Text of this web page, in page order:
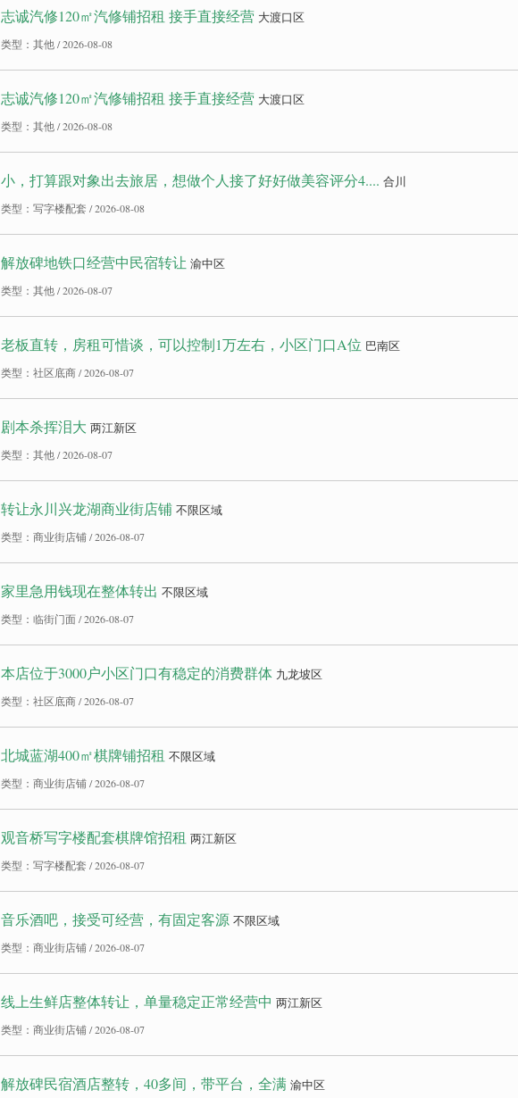
志诚汽修120㎡汽修铺招租 接手直接经营 大渡口区
类型：其他 / 2026-08-08
志诚汽修120㎡汽修铺招租 接手直接经营 大渡口区
类型：其他 / 2026-08-08
小，打算跟对象出去旅居，想做个人接了好好做美容评分4.... 合川
类型：写字楼配套 / 2026-08-08
解放碑地铁口经营中民宿转让 渝中区
类型：其他 / 2026-08-07
老板直转，房租可惜谈，可以控制1万左右，小区门口A位 巴南区
类型：社区底商 / 2026-08-07
剧本杀挥泪大 两江新区
类型：其他 / 2026-08-07
转让永川兴龙湖商业街店铺 不限区域
类型：商业街店铺 / 2026-08-07
家里急用钱现在整体转出 不限区域
类型：临街门面 / 2026-08-07
本店位于3000户小区门口有稳定的消费群体 九龙坡区
类型：社区底商 / 2026-08-07
北城蓝湖400㎡棋牌铺招租 不限区域
类型：商业街店铺 / 2026-08-07
观音桥写字楼配套棋牌馆招租 两江新区
类型：写字楼配套 / 2026-08-07
音乐酒吧，接受可经营，有固定客源 不限区域
类型：商业街店铺 / 2026-08-07
线上生鲜店整体转让，单量稳定正常经营中 两江新区
类型：商业街店铺 / 2026-08-07
解放碑民宿酒店整转，40多间，带平台，全满 渝中区